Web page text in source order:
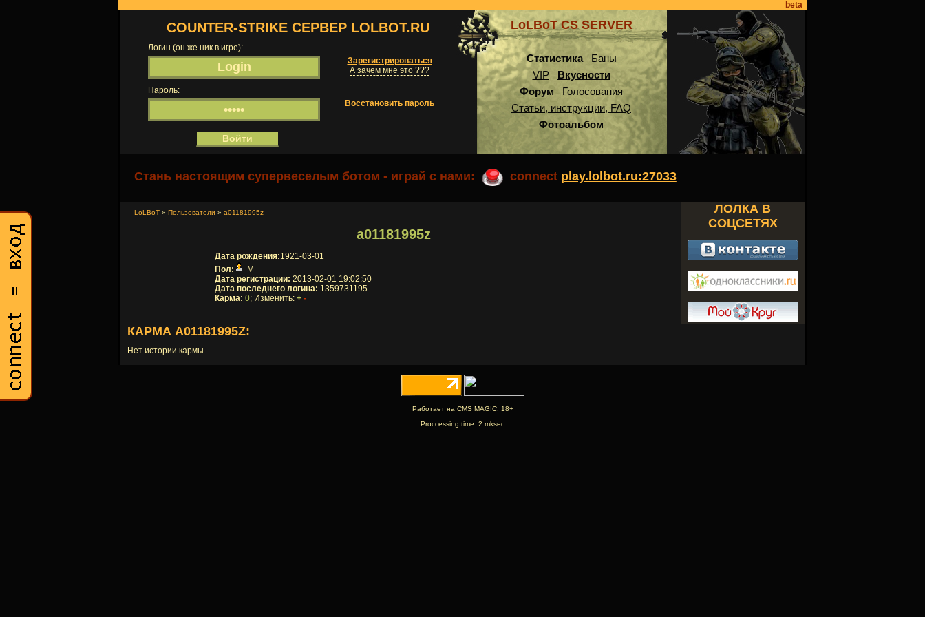
beta
COUNTER-STRIKE СЕРВЕР LOLBOT.RU
Логин (он же ник в игре):
Зарегистрироваться
А зачем мне это ???
Пароль:
Восстановить пароль
LoLBoT CS SERVER
Статистика
Баны
VIP
Вкусности
Форум
Голосования
Статьи, инструкции, FAQ
Фотоальбом
Стань настоящим супервеселым ботом - играй с нами: connect play.lolbot.ru:27033
LoLBoT » Пользователи » a01181995z
a01181995z
Дата рождения:1921-03-01
Пол:
М
Дата регистрации: 2013-02-01 19:02:50
Дата последнего логина: 1359731195
Карма: 0; Изменить: + -
КАРМА A01181995Z:
Нет истории кармы.
ЛОЛКА В
СОЦСЕТЯХ
Работает на CMS MAGIC. 18+
Proccessing time: 2 mksec